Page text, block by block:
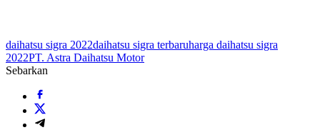
daihatsu sigra 2022daihatsu sigra terbaruharga daihatsu sigra
2022PT. Astra Daihatsu Motor
Sebarkan